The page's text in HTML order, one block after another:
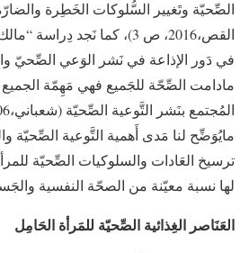
الصِّحيّة وتَغيير السُّلوكات الخَطِرة
القص،2016، ص 3)، كما نَجد
في دَور الإذاعة في نَشر الوَعي الصِّحيّ
مادامت الصِّحّة للجَميع فهي مَهِمّة
مايُوَضِّح لنا مَدى أَهمية التَّوعية الصِّحيّة
ترسيخ العَادات والسلوكيات الصِّحيّة
لها نسبة معيّنة من الصحّة النفسية
العَنَاصر الغِذائية الصِّحيّة للمَرأة الحَامِل